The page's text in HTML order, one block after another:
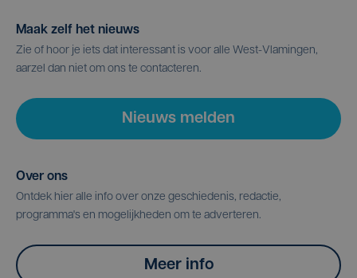
Maak zelf het nieuws
Zie of hoor je iets dat interessant is voor alle West-Vlamingen,
aarzel dan niet om ons te contacteren.
Nieuws melden
Over ons
Ontdek hier alle info over onze geschiedenis, redactie,
programma's en mogelijkheden om te adverteren.
Meer info